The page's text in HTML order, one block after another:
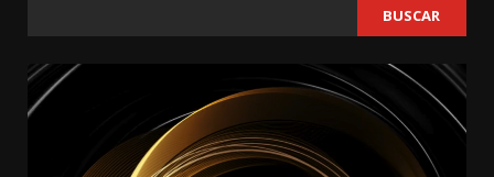
BUSCAR